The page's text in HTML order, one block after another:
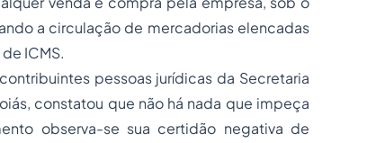
a circulação de mercadorias elencadas
ICMS.
pessoas jurídicas da Secretaria
constatou que não há nada que impeça
observa-se sua certidão negativa de